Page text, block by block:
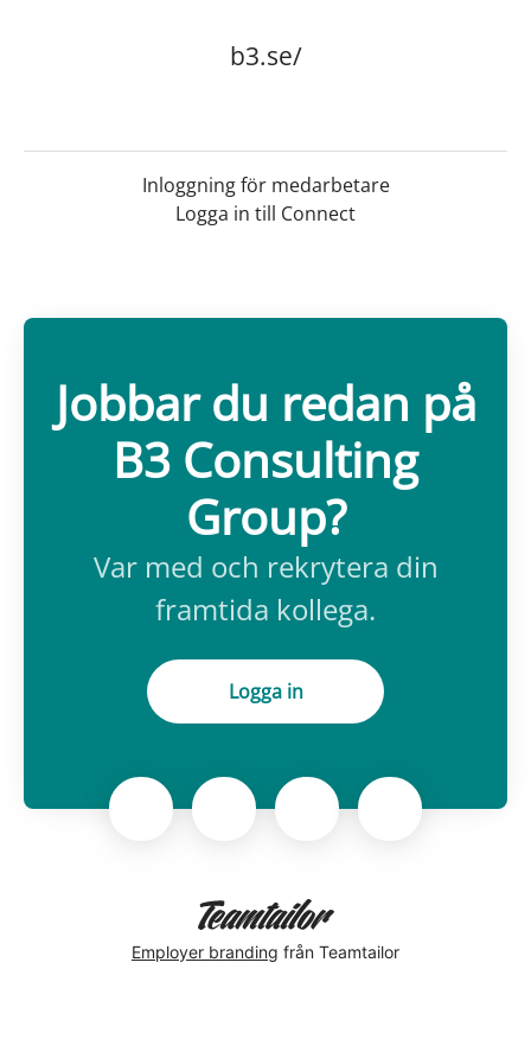
b3.se/
Inloggning för medarbetare
Logga in till Connect
Jobbar du redan på
B3 Consulting
Group?
Var med och rekrytera din
framtida kollega.
Logga in
Employer branding från Teamtailor